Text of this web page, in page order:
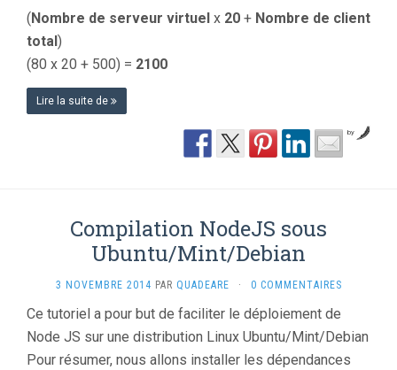
( Nombre de serveur virtuel x 20 + Nombre de client
total )
(80 x 20 + 500) = 2100
Lire la suite de
by
Compilation NodeJS sous
Ubuntu/Mint/Debian
3 NOVEMBRE 2014 PAR QUADEARE · 0 COMMENTAIRES
Ce tutoriel a pour but de faciliter le déploiement de
Node JS sur une distribution Linux Ubuntu/Mint/Debian
Pour résumer, nous allons installer les dépendances